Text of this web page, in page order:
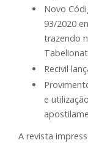
Novo
93/2020
trazendo
Recivil
e
A revista